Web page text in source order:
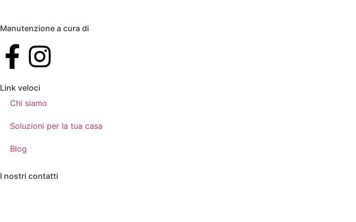
Manutenzione a cura di
Link veloci
Chi siamo
Soluzioni per la tua casa
Blog
I nostri contatti